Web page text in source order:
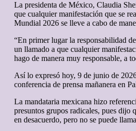
La presidenta de México, Claudia
que cualquier manifestación que se
Mundial 2026 se lleve a cabo de
“En primer lugar la responsabilidad
un llamado a que cualquier
hago de manera muy responsable, a
Así lo expresó hoy, 9 de junio de
conferencia de prensa mañanera en
La mandataria mexicana hizo
presuntos grupos radicales, pues dijo
en desacuerdo, pero no se puede